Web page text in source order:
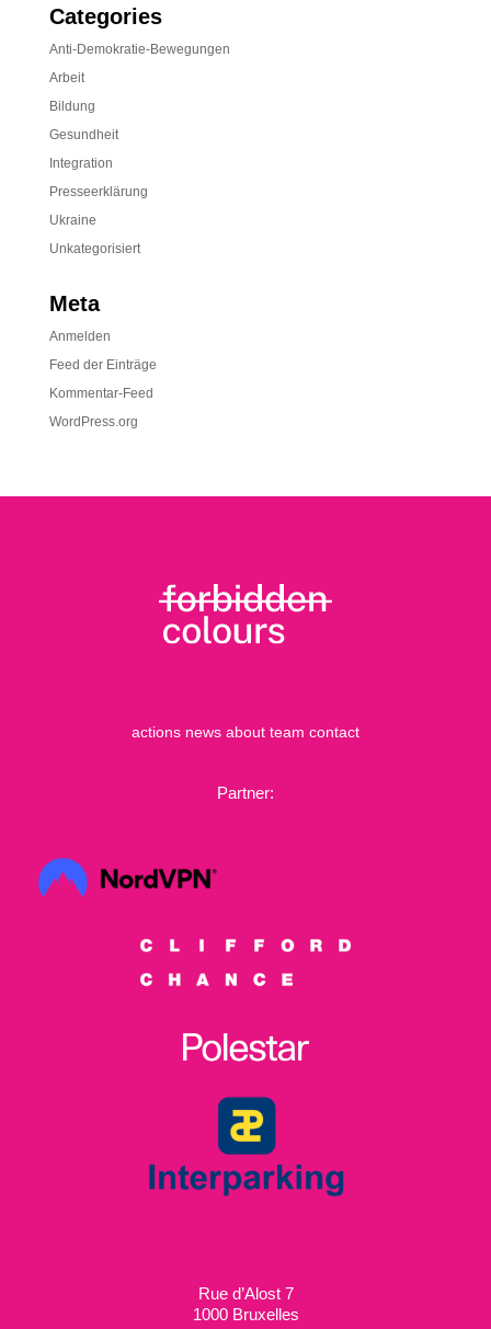
Categories
Anti-Demokratie-Bewegungen
Arbeit
Bildung
Gesundheit
Integration
Presseerklärung
Ukraine
Unkategorisiert
Meta
Anmelden
Feed der Einträge
Kommentar-Feed
WordPress.org
actions news about team contact
Partner:
Rue d’Alost 7
1000 Bruxelles